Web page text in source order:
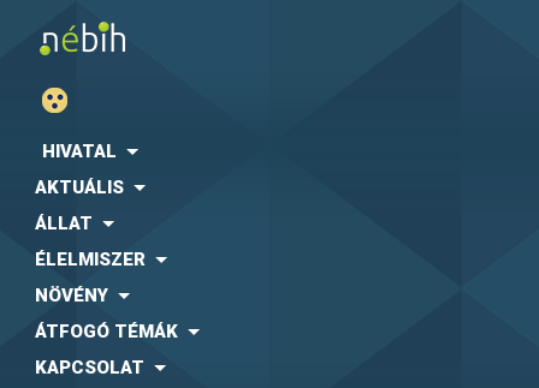
HIVATAL
AKTUÁLIS
ÁLLAT
ÉLELMISZER
NÖVÉNY
ÁTFOGÓ TÉMÁK
KAPCSOLAT